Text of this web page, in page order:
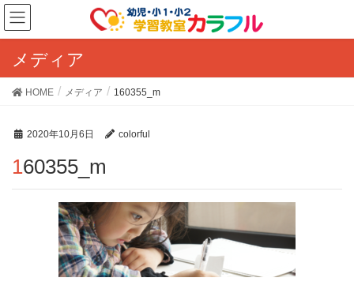
メディア
HOME メディア 160355_m
2020年10月6日 colorful
160355_m